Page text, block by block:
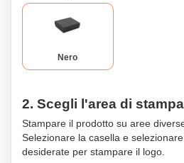
tocco unico e personale.
98 x 20 mm. Dimensioni della
Nero
2. Scegli l'area di stampa
Stampare il prodotto su aree
Selezionare la casella e
desiderate per stampare il logo.